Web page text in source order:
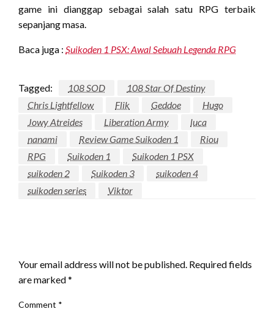
game ini dianggap sebagai salah satu RPG terbaik
sepanjang masa.
Baca juga : Suikoden 1 PSX: Awal Sebuah Legenda RPG
Tagged: 108 SOD
108 Star Of Destiny
Chris Lightfellow
Flik Geddoe
Hugo
Jowy Atreides
Liberation Army
luca
nanami
Review Game Suikoden 1
Riou
RPG
Suikoden 1
Suikoden 1 PSX
suikoden 2
Suikoden 3
suikoden 4
suikoden series
Viktor
Your email address will not be published. Required fields
are marked*
Comment *